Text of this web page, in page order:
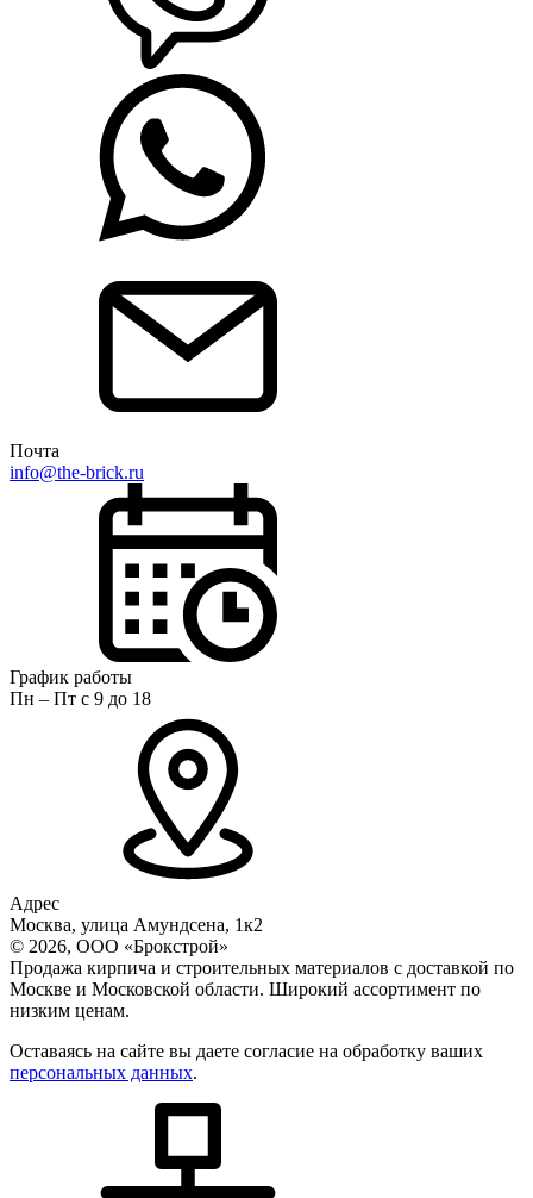
Почта
info@the-brick.ru
График работы
Пн – Пт с 9 до 18
Адрес
Москва, улица Амундсена, 1к2
© 2026, ООО «Брокстрой»
Продажа кирпича и строительных материалов с доставкой по
Москве и Московской области. Широкий ассортимент по
низким ценам.
Оставаясь на сайте вы даете согласие на обработку ваших
персональных данных.